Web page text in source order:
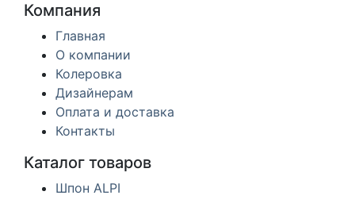
Компания
Главная
О компании
Колеровка
Дизайнерам
Оплата и доставка
Контакты
Каталог товаров
Шпон ALPI